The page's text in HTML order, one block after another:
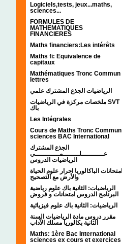
Logiciels,tests, jeux...maths,
sciences...
FORMULES DE
MATHEMATIQUES
FINANCIERES
Maths financiers:Les intérêts
Maths fi: Equivalence de
capitaux
Mathématiques Tronc Commun
lettres
الرياضيات الجذع المشترك علمي
ملخصات مركزة في الرياضيات SVT
باك
Les Intégrales
Cours de Maths Tronc Commun
sciences BAC International
الجذع المشترك
عـــــــــــلــــــــمــــــــــــي
الرياضيات الدروس
امتحانات الباكالوريا احرار علوم الحياة
والأرض مع التصحيح
الرياضيات: الثانية باك علوم رياضية
البرنامج الدروس امتحانات و فروض
الرياضيات: الثانية باك علوم فيزيائية
مقرر دروس مادة الرياضيات السنة
الثانية بكالوريا مسلك الآداب
Maths: 1ère Bac International
sciences ex cours et exercices